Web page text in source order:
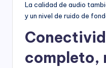
La calidad de audio
y un nivel de ruido de
completo,